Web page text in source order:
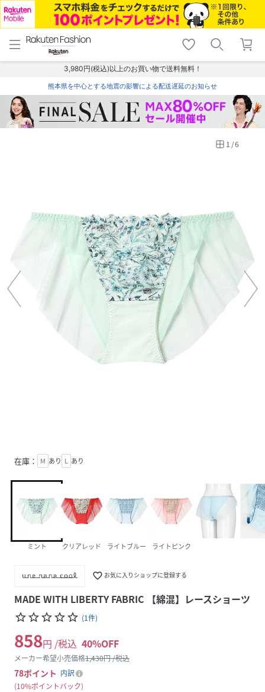
menu home
トップ
shopping_cart lock_outline
ログイン
3,980円(税込)以上のお買い物で送料無料！
熊本県を中心とする地震の影響による配送遅延のお知らせ
1 /6
在庫： M あり L あり
ミント クリアレッド ライトブルー ライトピンク
favorite_border お気に入りショップに登録する
MADE WITH LIBERTY FABRIC 【綿混】レースショーツ
star_borderstar_borderstar_borderstar_borderstar_border (1件)
858円 /税込 40%OFF
メーカー希望小売価格1,430円 /税込
78ポイント 内訳
10%ポイントバック